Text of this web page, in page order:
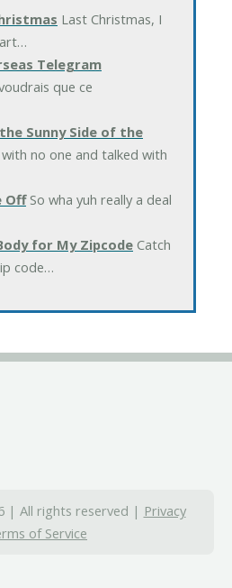
Last Christmas, I
Telegram
que ce
Sunny Side of the
no one and talked with
OffSo wha yuh really a deal
for My ZipcodeCatch
code…
| All rights reserved | Privacy
of Service